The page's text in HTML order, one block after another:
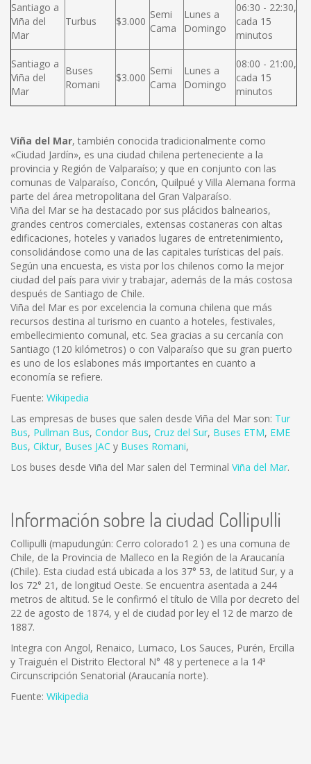
Santiago a
Viña del
Mar
Turbus $3.000
Semi
Cama
Lunes a
Domingo
06:30 - 22:30,
cada 15
minutos
Santiago a
Viña del
Mar
Buses
Romani
$3.000
Semi
Cama
Lunes a
Domingo
08:00 - 21:00,
cada 15
minutos
Viña del Mar, también conocida tradicionalmente como
«Ciudad Jardín», es una ciudad chilena perteneciente a la
provincia y Región de Valparaíso; y que en conjunto con las
comunas de Valparaíso, Concón, Quilpué y Villa Alemana forma
parte del área metropolitana del Gran Valparaíso.
Viña del Mar se ha destacado por sus plácidos balnearios,
grandes centros comerciales, extensas costaneras con altas
edificaciones, hoteles y variados lugares de entretenimiento,
consolidándose como una de las capitales turísticas del país.
Según una encuesta, es vista por los chilenos como la mejor
ciudad del país para vivir y trabajar, además de la más costosa
después de Santiago de Chile.
Viña del Mar es por excelencia la comuna chilena que más
recursos destina al turismo en cuanto a hoteles, festivales,
embellecimiento comunal, etc. Sea gracias a su cercanía con
Santiago (120 kilómetros) o con Valparaíso que su gran puerto
es uno de los eslabones más importantes en cuanto a
economía se refiere.
Fuente: Wikipedia
Las empresas de buses que salen desde Viña del Mar son: Tur
Bus, Pullman Bus, Condor Bus, Cruz del Sur, Buses ETM, EME
Bus, Ciktur, Buses JAC y Buses Romani,
Los buses desde Viña del Mar salen del Terminal Viña del Mar.
Información sobre la ciudad Collipulli
Collipulli (mapudungún: Cerro colorado1 2 ) es una comuna de
Chile, de la Provincia de Malleco en la Región de la Araucanía
(Chile). Esta ciudad está ubicada a los 37° 53, de latitud Sur, y a
los 72° 21, de longitud Oeste. Se encuentra asentada a 244
metros de altitud. Se le confirmó el título de Villa por decreto del
22 de agosto de 1874, y el de ciudad por ley el 12 de marzo de
1887.
Integra con Angol, Renaico, Lumaco, Los Sauces, Purén, Ercilla
y Traiguén el Distrito Electoral N° 48 y pertenece a la 14ª
Circunscripción Senatorial (Araucanía norte).
Fuente: Wikipedia